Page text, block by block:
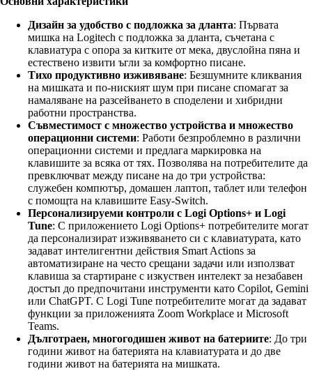
Дизайн за удобство с подложка за дланта: Първата
мишка на Logitech с подложка за дланта, съчетана с
клавиатура с опора за китките от мека, двуслойна пяна и
естествено извити ъгли за комфортно писане.
Тихо продуктивно изживяване: Безшумните кликвания
на мишката и по-ниският шум при писане спомагат за
намаляване на разсейването в споделени и хибридни
работни пространства.
Съвместимост с множество устройства и множество
операционни системи: Работи безпроблемно в различни
операционни системи и предлага маркировка на
клавишите за всяка от тях. Позволява на потребителите да
превключват между писане на до три устройства:
служебен компютър, домашен лаптоп, таблет или телефон
с помощта на клавишите Easy-Switch.
Персонализируеми контроли с Logi Options+ и Logi
Tune: С приложението Logi Options+ потребителите могат
да персонализират изживяването си с клавиатурата, като
задават интелигентни действия Smart Actions за
автоматизиране на често срещани задачи или използват
клавиша за стартиране с изкуствен интелект за незабавен
достъп до предпочитани инструменти като Copilot, Gemini
или ChatGPT. С Logi Tune потребителите могат да задават
функции за приложенията Zoom Workplace и Microsoft
Teams.
Дълготраен, многогодишен живот на батериите: До три
години живот на батерията на клавиатурата и до две
години живот на батерията на мишката.